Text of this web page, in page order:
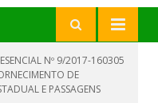
Nº 9/2017-160305
DE
E PASSAGENS